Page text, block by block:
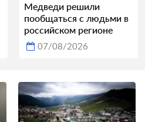
Медведи решили
пообщаться с людьми в
российском регионе
07/08/2026